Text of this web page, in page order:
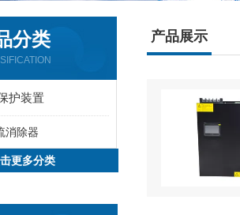
分类
护装置
消除器
更多分类
产品展示